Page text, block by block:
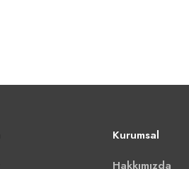
Kurumsal
Hakkımızda